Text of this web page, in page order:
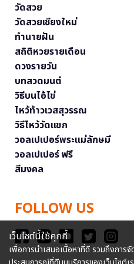
วัดสวย
วัดสวยเชียงใหม่
ทำนายฝัน
สถิติหวยรายเดือน
ดวงรายวัน
บทสวดมนต์
วิธีบนไอ้ไข่
ไหว้ท้าวเวสสุวรรณ
วิธีไหว้วัดแขก
วอลเปเปอร์พระแม่ลักษมี
วอลเปเปอร์ ฟรี
สีมงคล
FOLLOW US
เว็บไซต์นี้ใช้คุกกี้
เพื่อการนำเสนอเนื้อหาที่ดี รวมถึงกา